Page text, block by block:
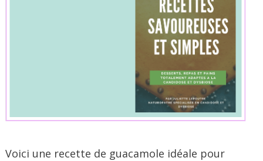
Voici une recette de guacamole idéale pour